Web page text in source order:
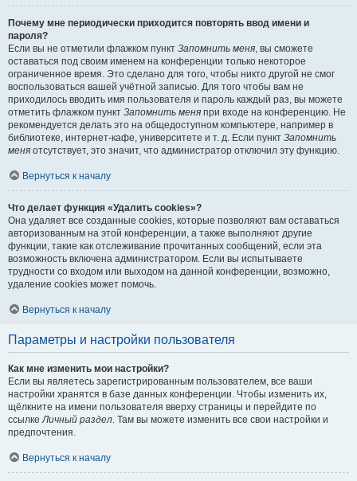
Почему мне периодически приходится повторять ввод имени и
пароля?
Если вы не отметили флажком пункт Запомнить меня, вы сможете
оставаться под своим именем на конференции только некоторое
ограниченное время. Это сделано для того, чтобы никто другой не смог
воспользоваться вашей учётной записью. Для того чтобы вам не
приходилось вводить имя пользователя и пароль каждый раз, вы можете
отметить флажком пункт Запомнить меня при входе на конференцию. Не
рекомендуется делать это на общедоступном компьютере, например в
библиотеке, интернет-кафе, университете и т. д. Если пункт Запомнить
меня отсутствует, это значит, что администратор отключил эту функцию.
Вернуться к началу
Что делает функция «Удалить cookies»?
Она удаляет все созданные cookies, которые позволяют вам оставаться
авторизованным на этой конференции, а также выполняют другие
функции, такие как отслеживание прочитанных сообщений, если эта
возможность включена администратором. Если вы испытываете
трудности со входом или выходом на данной конференции, возможно,
удаление cookies может помочь.
Вернуться к началу
Параметры и настройки пользователя
Как мне изменить мои настройки?
Если вы являетесь зарегистрированным пользователем, все ваши
настройки хранятся в базе данных конференции. Чтобы изменить их,
щёлкните на имени пользователя вверху страницы и перейдите по
ссылкеЛичный раздел. Там вы можете изменить все свои настройки и
предпочтения.
Вернуться к началу